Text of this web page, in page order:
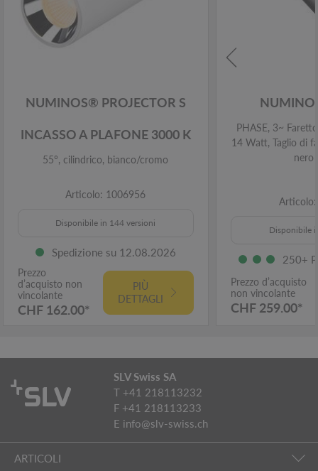
NUMINOS® PROJECTOR S
INCASSO A PLAFONE 3000 K
55°, cilindrico, bianco/cromo
Articolo: 1006956
Disponibile in 144 versioni
Spedizione su 12.08.2026
Prezzo
d’acquisto non
vincolante
CHF 162.00*
PIÙ
DETTAGLI
PHASE, 3~
14 Watt, Taglio di
nero
Disponibile
250+
Prezzo d’acquisto
non vincolante
CHF 259.00*
SLV Swiss SA
T +41 218113232
F +41 218113233
E info@slv-swiss.ch
ARTICOLI